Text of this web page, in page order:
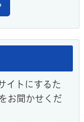
イトにするた
お聞かせくだ